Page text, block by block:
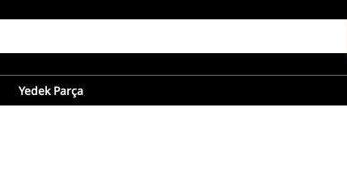
Yedek Parça